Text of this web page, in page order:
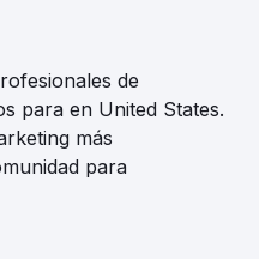
de
para en United States.
más
para